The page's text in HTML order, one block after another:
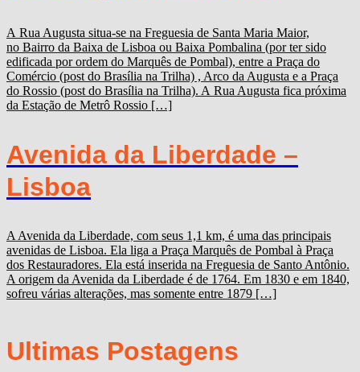
A Rua Augusta situa-se na Freguesia de Santa Maria Maior,
no Bairro da Baixa de Lisboa ou Baixa Pombalina (por ter sido
edificada por ordem do Marquês de Pombal), entre a Praça do
Comércio (post do Brasília na Trilha) , Arco da Augusta e a Praça
do Rossio (post do Brasília na Trilha). A Rua Augusta fica próxima
da Estação de Metrô Rossio […]
Avenida da Liberdade –
Lisboa
A Avenida da Liberdade, com seus 1,1 km, é uma das principais
avenidas de Lisboa. Ela liga a Praça Marquês de Pombal à Praça
dos Restauradores. Ela está inserida na Freguesia de Santo Antônio.
A origem da Avenida da Liberdade é de 1764. Em 1830 e em 1840,
sofreu várias alterações, mas somente entre 1879 […]
Ultimas Postagens